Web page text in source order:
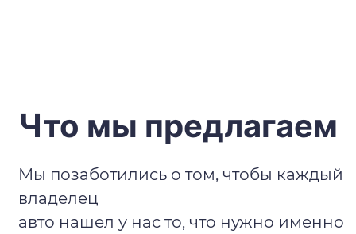
Что мы предлагаем
Мы позаботились о том, чтобы каждый
владелец
авто нашел у нас то, что нужно именно